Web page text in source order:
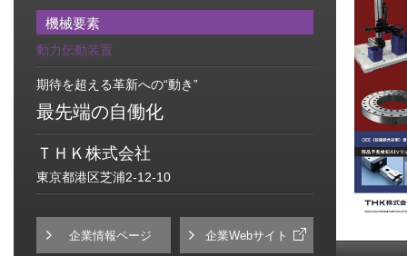
機械要素
動力伝動装置
期待を超える革新への“動き”
最先端の自働化
ＴＨＫ株式会社
東京都港区芝浦2-12-10
企業情報ページ 企業Webサイト